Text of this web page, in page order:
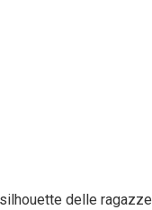
delle ragazze